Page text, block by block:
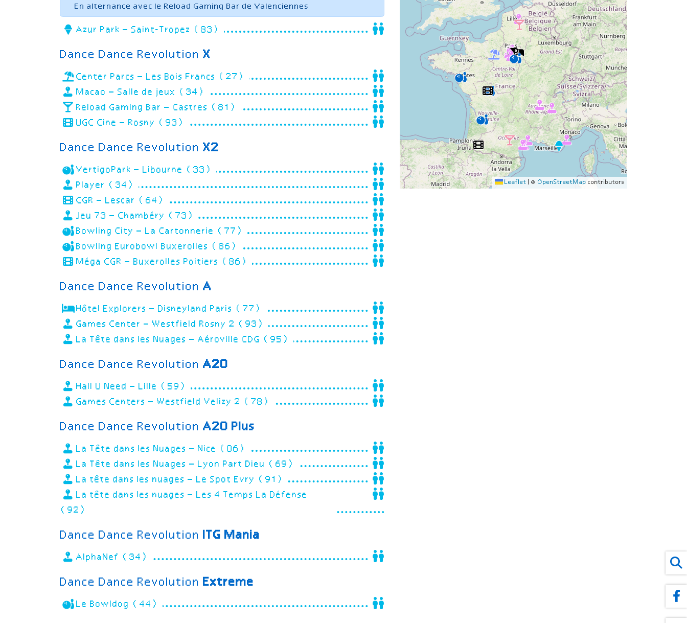
En alternance avec le Reload Gaming Bar de Valenciennes
Azur Park – Saint-Tropez (83)
Dance Dance Revolution X
Center Parcs – Les Bois Francs (27)
Macao – Salle de jeux (34)
Reload Gaming Bar – Castres (81)
UGC Cine – Rosny (93)
Dance Dance Revolution X2
VertigoPark – Libourne (33)
Player (34)
CGR – Lescar (64)
Jeu 73 – Chambéry (73)
Bowling City – La Cartonnerie (77)
Bowling Eurobowl Buxerolles (86)
Méga CGR – Buxerolles Poitiers (86)
Dance Dance Revolution A
Hôtel Explorers – Disneyland Paris (77)
Games Center – Westfield Rosny 2 (93)
La Tête dans les Nuages – Aéroville CDG (95)
Dance Dance Revolution A20
Hall U Need – Lille (59)
Games Centers – Westfield Velizy 2 (78)
Dance Dance Revolution A20 Plus
La Tête dans les Nuages – Nice (06)
La Tête dans les Nuages – Lyon Part Dieu (69)
La tête dans les nuages – Le Spot Evry (91)
La tête dans les nuages – Les 4 Temps La Défense
(92)
Dance Dance Revolution ITG Mania
AlphaNef (34)
Dance Dance Revolution Extreme
Le Bowldog (44)
Leaflet © OpenStreetMap contributors